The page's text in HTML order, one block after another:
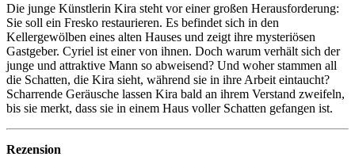
Die junge Künstlerin Kira steht vor einer großen Herausforderung:
Sie soll ein Fresko restaurieren. Es befindet sich in den
Kellergewölben eines alten Hauses und zeigt ihre mysteriösen
Gastgeber. Cyriel ist einer von ihnen. Doch warum verhält sich der
junge und attraktive Mann so abweisend? Und woher stammen all
die Schatten, die Kira sieht, während sie in ihre Arbeit eintaucht?
Scharrende Geräusche lassen Kira bald an ihrem Verstand zweifeln,
bis sie merkt, dass sie in einem Haus voller Schatten gefangen ist.
Rezension